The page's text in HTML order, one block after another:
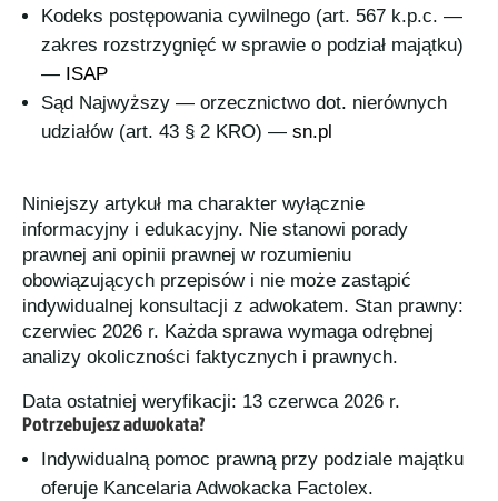
Kodeks postępowania cywilnego (art. 567 k.p.c. —
zakres rozstrzygnięć w sprawie o podział majątku)
— ISAP
Sąd Najwyższy — orzecznictwo dot. nierównych
udziałów (art. 43 § 2 KRO) — sn.pl
Niniejszy artykuł ma charakter wyłącznie
informacyjny i edukacyjny. Nie stanowi porady
prawnej ani opinii prawnej w rozumieniu
obowiązujących przepisów i nie może zastąpić
indywidualnej konsultacji z adwokatem. Stan prawny:
czerwiec 2026 r. Każda sprawa wymaga odrębnej
analizy okoliczności faktycznych i prawnych.
Data ostatniej weryfikacji: 13 czerwca 2026 r.
Potrzebujesz adwokata?
Indywidualną pomoc prawną przy podziale majątku
oferuje Kancelaria Adwokacka Factolex.